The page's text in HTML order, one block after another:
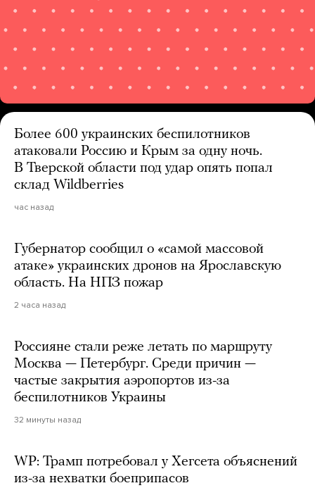
Более 600 украинских беспилотников
атаковали Россию и Крым за одну ночь.
В Тверской области под удар опять попал
склад Wildberries
час назад
Губернатор сообщил о «самой массовой
атаке» украинских дронов на Ярославскую
область. На НПЗ пожар
2 часа назад
Россияне стали реже летать по маршруту
Москва — Петербург. Среди причин —
частые закрытия аэропортов из-за
беспилотников Украины
32 минуты назад
WP: Трамп потребовал у Хегсета объяснений
из-за нехватки боеприпасов